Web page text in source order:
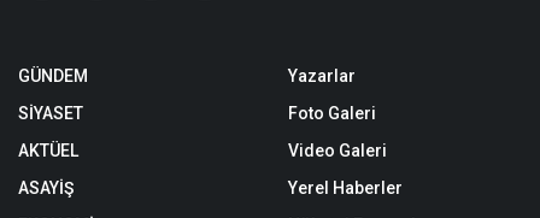
GÜNDEM
SİYASET
AKTÜEL
ASAYİŞ
Yazarlar
Foto Galeri
Video Galeri
Yerel Haberler